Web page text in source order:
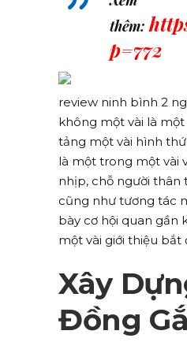
thêm:
p=772
review ninh bình 2
không một vài là
tảng một vài hình
là một trong một vài
nhịp, chỗ người thân
cũng như tương tác
bày cơ hội quan gần
một vài giới thiệu bắt
Xây
Đồng